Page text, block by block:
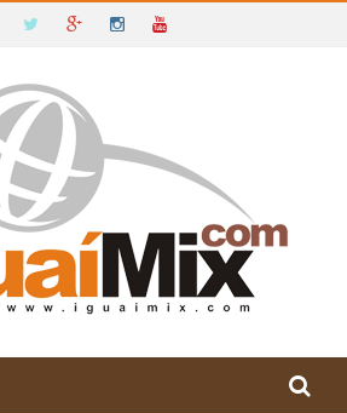
DA BAHIA